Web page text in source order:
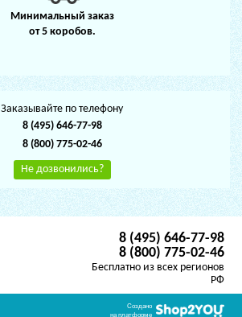
Минимальный заказ
от 5 коробов.
Заказывайте по телефону
8 (495) 646-77-98
8 (800) 775-02-46
Не дозвонились?
8 (495) 646-77-98
8 (800) 775-02-46
Бесплатно из всех регионов
РФ
Создано
на платформе